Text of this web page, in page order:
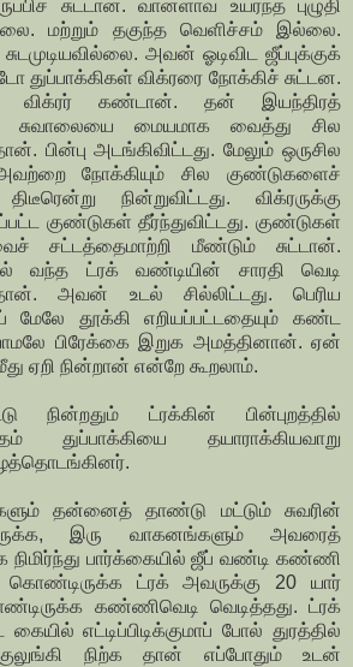
சுட்டான். வானளாவ உயர்ந்த புழுதி
மற்றும் தகுந்த வெளிச்சம் இல்லை.
அவன் ஓடிவிட ஜீப்புக்குக்
விக்ரரை நோக்கிச் சுட்டன.
விக்ரர் கண்டான். தன் இயந்திரத்
சுவாலையை மையமாக வைத்து சில
பின்பு அடங்கிவிட்டது. மேலும் ஒருசில
நோக்கியும் சில குண்டுகளைச்
நின்றுவிட்டது. விக்ரருக்கு
குண்டுகள் தீர்ந்துவிட்டது. குண்டுகள்
சட்டத்தைமாற்றி மீண்டும் சுட்டான்.
வந்த ட்ரக் வண்டியின் சாரதி வெடி
அவன் உடல் சில்லிட்டது. பெரிய
மேலே தூக்கி எறியப்பட்டதையும் கண்ட
பிரேக்கை இறுக அமத்தினான். ஏன்
ஏறி நின்றான் என்றே கூறலாம்.
நின்றதும் ட்ரக்கின் பின்புறத்தில்
துப்பாக்கியை தயாராக்கியவாறு
தன்னைத் தாண்டு மட்டும் சுவரின்
இரு வாகனங்களும் அவரைத்
நிமிர்ந்து பார்க்கையில் ஜீப் வண்டி கண்ணி
கொண்டிருக்க ட்ரக் அவருக்கு 20 யார்
கண்ணிவெடி வெடித்தது. ட்ரக்
எட்டிப்பிடிக்குமாப் போல் துரத்தில்
நிற்க தான் எப்போதும் உடன்